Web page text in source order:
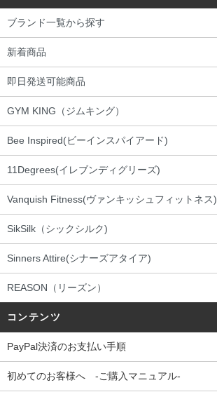
ブランド一覧から探す
新着商品
即日発送可能商品
GYM KING（ジムキング）
Bee Inspired(ビーインスパイアード)
11Degrees(イレブンディグリーズ)
Vanquish Fitness(ヴァンキッシュフィットネス)
SikSilk（シックシルク)
Sinners Attire(シナーズアタイア)
REASON（リーズン）
コンテンツ
PayPal決済のお支払い手順
初めてのお客様へ -ご購入マニュアル-